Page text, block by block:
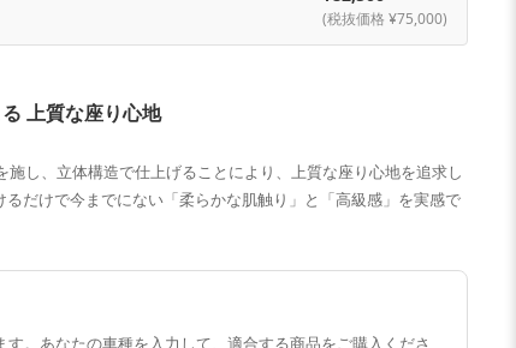
(税抜価格 ¥75,000)
上質な座り心地
し、立体構造で仕上げることにより、上質な座り心地を追求し
だけで今までにない「柔らかな肌触り」と「高級感」を実感で
。あなたの車種を入力して、適合する商品をご購入くださ